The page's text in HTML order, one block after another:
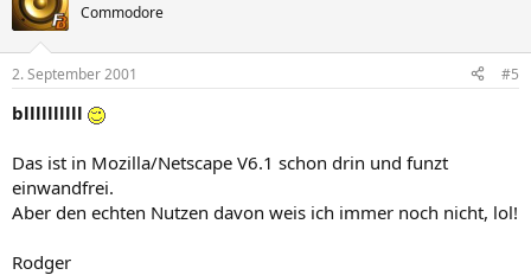
Commodore
2. September 2001 #5
bllllllllll
Das ist in Mozilla/Netscape V6.1 schon drin und funzt
einwandfrei.
Aber den echten Nutzen davon weis ich immer noch nicht, lol!
Rodger